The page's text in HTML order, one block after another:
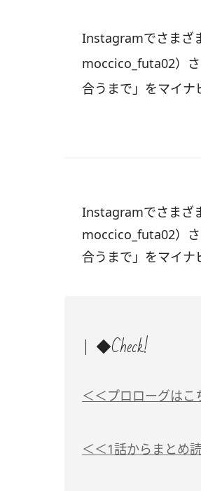
Instagramでさまざ
moccico_futa02）
合うまで」をマイナ
Instagramでさまざ
moccico_futa02）
合うまで」をマイナ
◆Check!
＜＜プロローグはこ
＜＜1話からまとめ